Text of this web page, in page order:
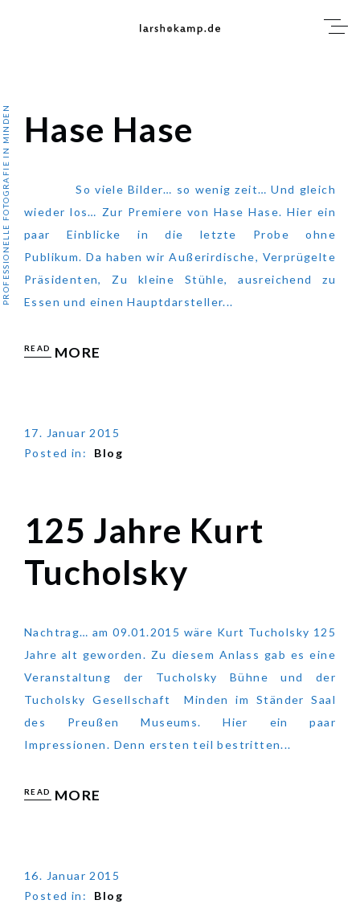
PROFESSIONELLE FOTOGRAFIE IN MINDEN
Blog
Hase Hase
Hase Hase
So viele Bilder… so wenig zeit… Und gleich
wieder los… Zur Premiere von Hase Hase. Hier ein
paar Einblicke in die letzte Probe ohne
Publikum. Da haben wir Außerirdische, Verprügelte
Präsidenten, Zu kleine Stühle, ausreichend zu
Essen und einen Hauptdarsteller...
READ MORE
17. Januar 2015
Posted in:
Blog
125 Jahre Kurt
Tucholsky
125 Jahre Kurt
Tucholsky
Nachtrag… am 09.01.2015 wäre Kurt Tucholsky 125
Jahre alt geworden. Zu diesem Anlass gab es eine
Veranstaltung der Tucholsky Bühne und der
Tucholsky Gesellschaft Minden im Ständer Saal
des Preußen Museums. Hier ein paar
Impressionen. Denn ersten teil bestritten...
READ MORE
16. Januar 2015
Posted in:
Blog